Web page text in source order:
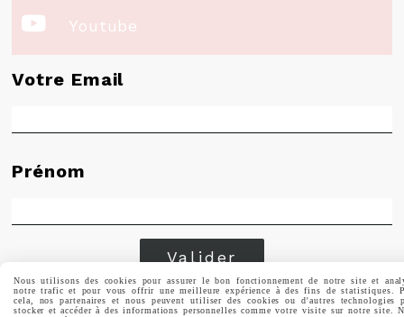
 Youtube
Votre Email
Prénom
Valider
Vous pouvez vous désinscrire à tout moment. Vous
Nous utilisons des cookies pour assurer le bon fonctionnement de notre site et
notre trafic et pour vous offrir une meilleure expérience à des fins de statistiques.
cela, nos partenaires et nous peuvent utiliser des cookies ou d'autres technologies
stocker et accéder à des informations personnelles comme votre visite sur notre site.